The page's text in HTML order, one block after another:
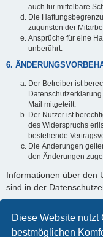
Diese Website nutzt
bestmöglichen
auch für mittelbare
Die
zugunsten der
Ansprüche für eine
unberührt.
6.
Der Betreiber ist
Mail mitgeteilt.
Der Nutzer ist
des Widerspruchs
bestehende
Die Änderungen
den Änderungen
Informationen über den
sind in der